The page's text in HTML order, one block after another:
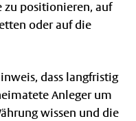
zu positionieren, auf
oder auf die
dass langfristig
Anleger um
wissen und die